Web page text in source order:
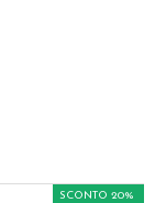
SCONTO 20%